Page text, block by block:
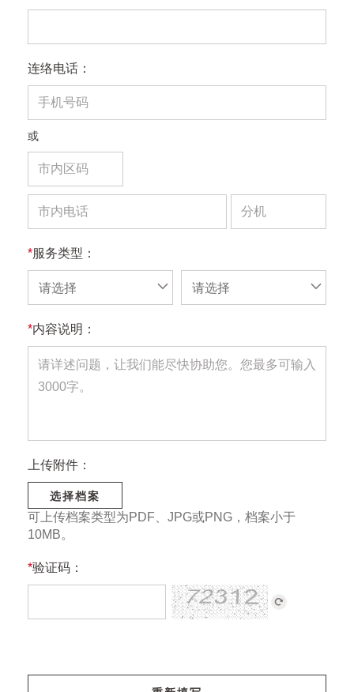
连络电话：
或
*服务类型：
请选择 请选择
*内容说明：
上传附件：
选择档案
可上传档案类型为PDF、JPG或PNG，档案小于
10MB。
*验证码：